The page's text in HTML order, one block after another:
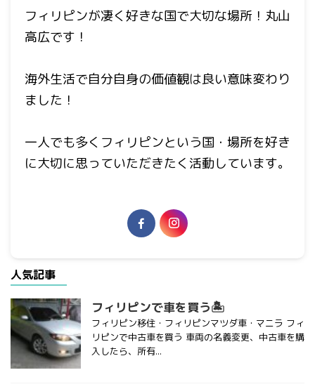
フィリピンが凄く好きな国で大切な場所！丸山
高広です！
海外生活で自分自身の価値観は良い意味変わり
ました！
一人でも多くフィリピンという国・場所を好き
に大切に思っていただきたく活動しています。
人気記事
フィリピンで車を買う🏝
フィリピン移住・フィリピンマツダ車・マニラ フィ
リピンで中古車を買う 車両の名義変更、中古車を購
入したら、所有...